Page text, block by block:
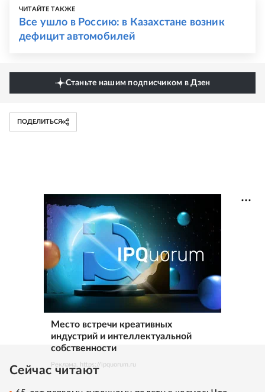
ЧИТАЙТЕ ТАКЖЕ
Все ушло в Россию: в Казахстане возник
дефицит автомобилей
Станьте нашим подписчиком в Дзен
ПОДЕЛИТЬСЯ
Место встречи креативных
индустрий и интеллектуальной
собственности
Реклама. https://ipquorum.ru
Сейчас читают